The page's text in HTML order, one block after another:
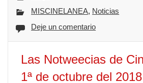
MISCINELANEA, Noticias
Deje un comentario
Las Notweecias de
1ª de octubre del 2018